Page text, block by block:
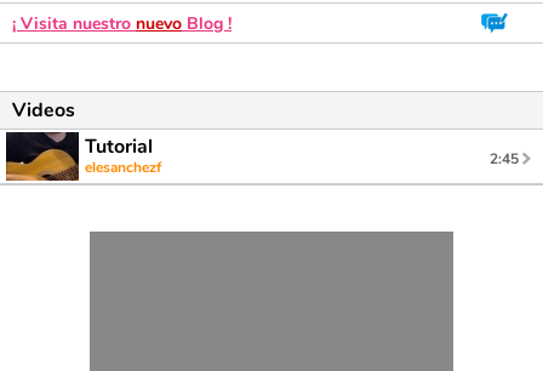
¡ Visita nuestro nuevo Blog !
Videos
Tutorial
elesanchezf 2:45